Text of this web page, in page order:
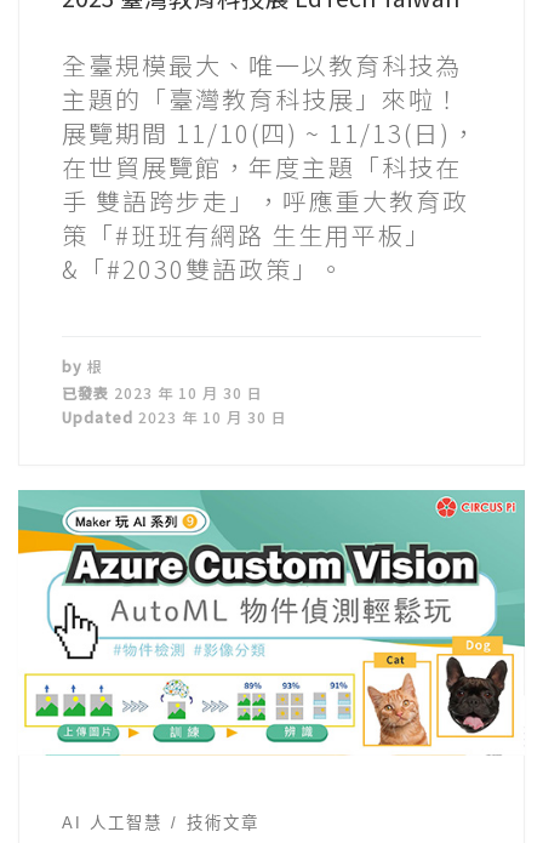
全臺規模最大、唯一以教育科技為
主題的「臺灣教育科技展」來啦！
展覽期間 11/10(四) ~ 11/13(日)，
在世貿展覽館，年度主題「科技在
手 雙語跨步走」，呼應重大教育政
策「#班班有網路 生生用平板」
&「#2030雙語政策」。
by 根
已發表 2023 年 10 月 30 日
Updated 2023 年 10 月 30 日
AI 人工智慧 技術文章